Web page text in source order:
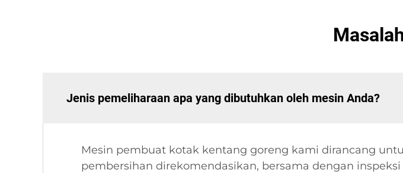
Jenis pemeliharaan apa yang dibutuhkan oleh mesin Anda?
Mesin pembuat kotak kentang goreng kami dirancang
pembersihan direkomendasikan, bersama dengan